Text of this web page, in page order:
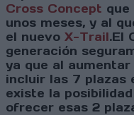
Cross Concept que
unos meses, y al
el nuevo X-Trail.El
generación
ya que al
incluir las 7 plazas
existe la
ofrecer esas 2